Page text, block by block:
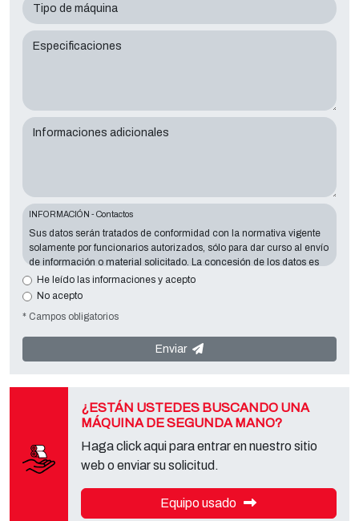
Tipo de máquina
Especificaciones
Informaciones adicionales
INFORMACIÓN - Contactos
Sus datos serán tratados de conformidad con la normativa vigente
solamente por funcionarios autorizados, sólo para dar curso al envío
de información o material solicitado. La concesión de los datos es
esencial en relación con la finalidad expuesta; los datos que faltan
harán imposible contactar con usted y satisfacer sus peticiones. El
Via A. Dominutti, 6 37135 (VR) Italy
comunicados o difundidos a terceros. Puede ponerse en contacto
con el "Servicio de Privacy " en la parte Controller de datos para
ejercer todos los derechos previstos y para obtener la información
He leído las informaciones y acepto
No acepto
* Campos obligatorios
Enviar
¿ESTÁN USTEDES BUSCANDO UNA
MÁQUINA DE SEGUNDA MANO?
Haga click aqui para entrar en nuestro sitio
web o enviar su solicitud.
Equipo usado